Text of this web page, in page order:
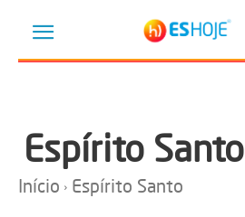
Espírito Santo
Início Espírito Santo